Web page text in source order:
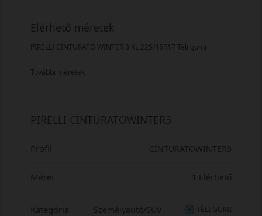
Elérhető méretek
PIRELLI CINTURATO WINTER 3 XL 225/45R17 Téli gumi
További méretek
PIRELLI CINTURATOWINTER3
Profil CINTURATOWINTER3
Méret 1 Elérhető
Kategória Személyautó/SUV TÉLI GUMI